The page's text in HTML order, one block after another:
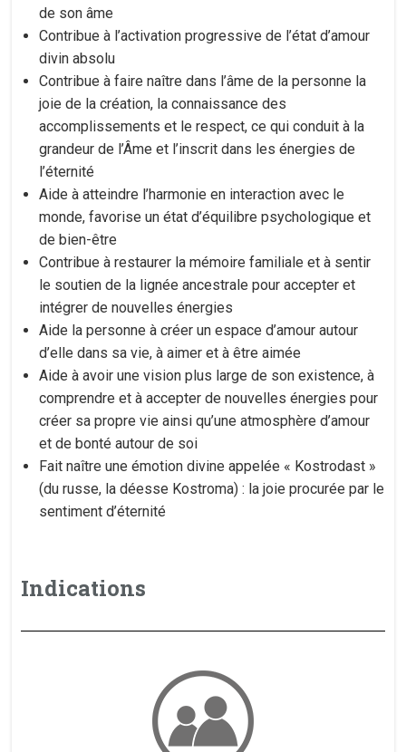
de son âme
Contribue à l’activation progressive de l’état d’amour
divin absolu
Contribue à faire naître dans l’âme de la personne la
joie de la création, la connaissance des
accomplissements et le respect, ce qui conduit à la
grandeur de l’Âme et l’inscrit dans les énergies de
l’éternité
Aide à atteindre l’harmonie en interaction avec le
monde, favorise un état d’équilibre psychologique et
de bien-être
Contribue à restaurer la mémoire familiale et à sentir
le soutien de la lignée ancestrale pour accepter et
intégrer de nouvelles énergies
Aide la personne à créer un espace d’amour autour
d’elle dans sa vie, à aimer et à être aimée
Aide à avoir une vision plus large de son existence, à
comprendre et à accepter de nouvelles énergies pour
créer sa propre vie ainsi qu’une atmosphère d’amour
et de bonté autour de soi
Fait naître une émotion divine appelée « Kostrodast »
(du russe, la déesse Kostroma) : la joie procurée par le
sentiment d’éternité
Indications